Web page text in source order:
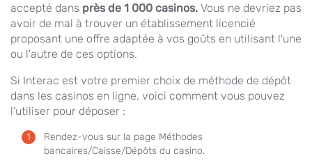
accepté dans près de 1 000 casinos. Vous ne devriez pas
avoir de mal à trouver un établissement licencié
proposant une offre adaptée à vos goûts en utilisant l'une
ou l'autre de ces options.
Si Interac est votre premier choix de méthode de dépôt
dans les casinos en ligne, voici comment vous pouvez
l'utiliser pour déposer :
Rendez-vous sur la page Méthodes
bancaires/Caisse/Dépôts du casino.